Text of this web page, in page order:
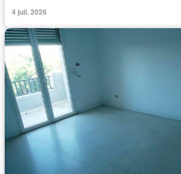
4 juil. 2026